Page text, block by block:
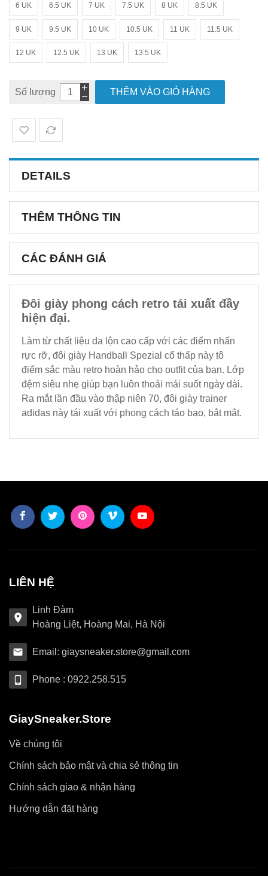
6 UK 6.5 UK 7 UK 7.5 UK 8 UK 8.5 UK
9 UK 9.5 UK 10 UK 10.5 UK 11 UK 11.5 UK
12 UK 12.5 UK 13 UK 13.5 UK
Số lượng THÊM VÀO GIỎ HÀNG
DETAILS
THÊM THÔNG TIN
CÁC ĐÁNH GIÁ
Đôi giày phong cách retro tái xuất đầy
hiện đại.
Làm từ chất liệu da lộn cao cấp với các điểm nhấn
rực rỡ, đôi giày Handball Spezial cổ thấp này tô
điểm sắc màu retro hoàn hảo cho outfit của bạn. Lớp
đệm siêu nhẹ giúp bạn luôn thoải mái suốt ngày dài.
Ra mắt lần đầu vào thập niên 70, đôi giày trainer
adidas này tái xuất với phong cách táo bạo, bắt mắt.
LIÊN HỆ
Linh Đàm
Hoàng Liệt, Hoàng Mai, Hà Nội
Email: giaysneaker.store@gmail.com
Phone : 0922.258.515
GiaySneaker.Store
Về chúng tôi
Chính sách bảo mật và chia sẻ thông tin
Chính sách giao & nhận hàng
Hướng dẫn đặt hàng